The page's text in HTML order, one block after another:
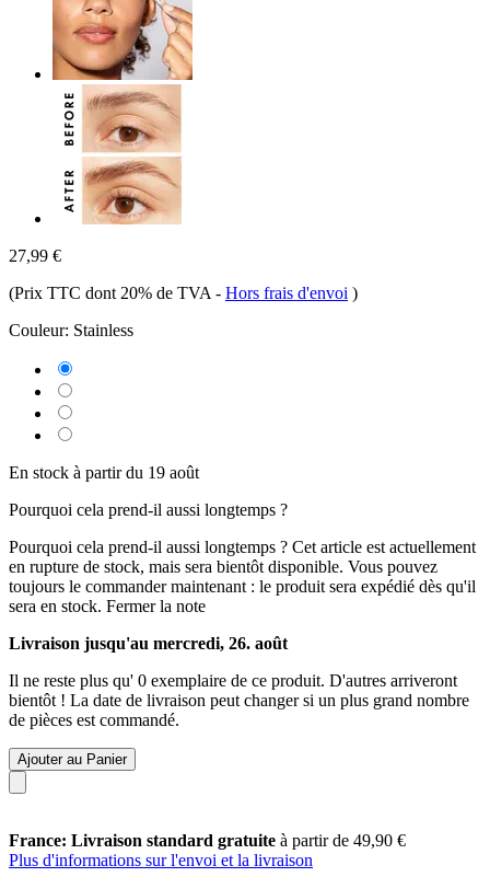
27,99 €
(Prix TTC dont 20% de TVA - Hors frais d'envoi )
Couleur: Stainless
En stock à partir du 19 août
Pourquoi cela prend-il aussi longtemps ?
Pourquoi cela prend-il aussi longtemps ? Cet article est actuellement
en rupture de stock, mais sera bientôt disponible. Vous pouvez
toujours le commander maintenant : le produit sera expédié dès qu'il
sera en stock. Fermer la note
Livraison jusqu'au mercredi, 26. août
Il ne reste plus qu' 0 exemplaire de ce produit. D'autres arriveront
bientôt ! La date de livraison peut changer si un plus grand nombre
de pièces est commandé.
Ajouter au Panier
France: Livraison standard gratuite à partir de 49,90 €
Plus d'informations sur l'envoi et la livraison